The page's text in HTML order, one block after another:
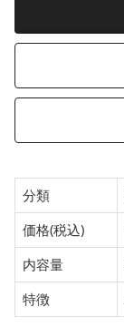
分類
価格(税込)
内容量
特徴